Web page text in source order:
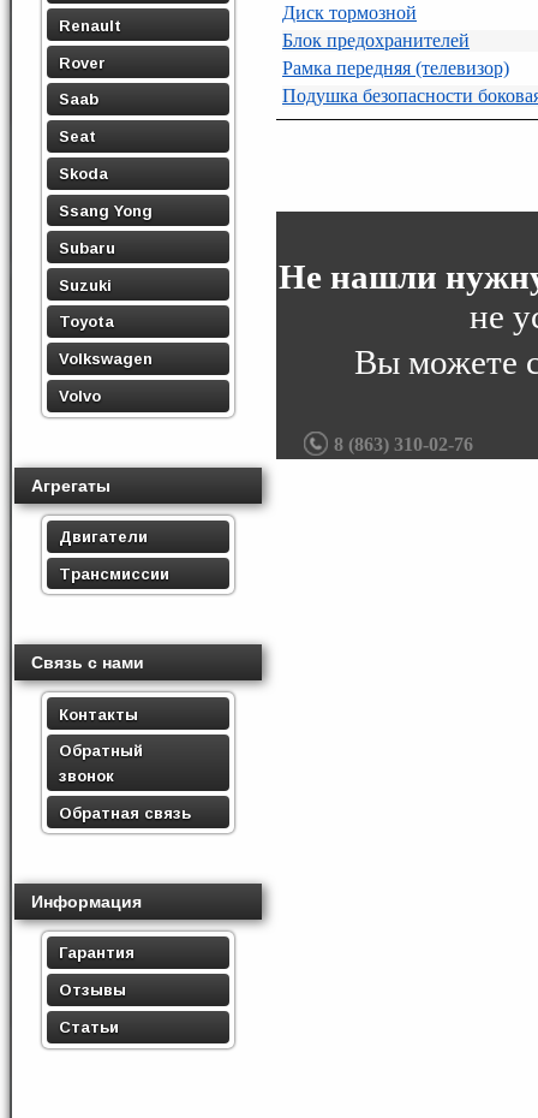
Renault
Rover
Saab
Seat
Skoda
Ssang Yong
Subaru
Suzuki
Toyota
Volkswagen
Volvo
Агрегаты
Двигатели
Трансмиссии
Связь с нами
Контакты
Обратный
звонок
Обратная связь
Информация
Гарантия
Отзывы
Статьи
Диск тормозной
Блок предохранителей
Рамка передняя (телевизор)
Подушка безопасности
Не нашли
не
Вы можете
8 (863) 310-02-76